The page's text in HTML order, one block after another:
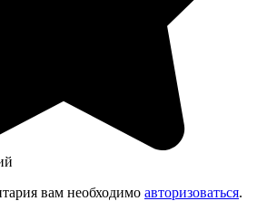
вам необходимо авторизоваться.